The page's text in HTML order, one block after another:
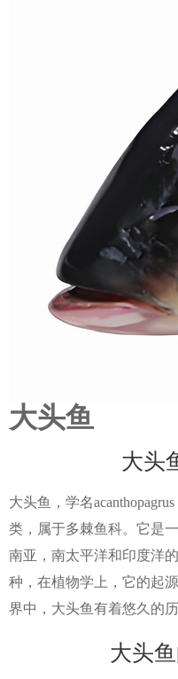
大头鱼
大头
大头鱼，学名
类，属于多棘鱼科。它是
南亚，南太平洋和印度洋
种，在植物学上，它的起
界中，大头鱼有着悠久的历
大头